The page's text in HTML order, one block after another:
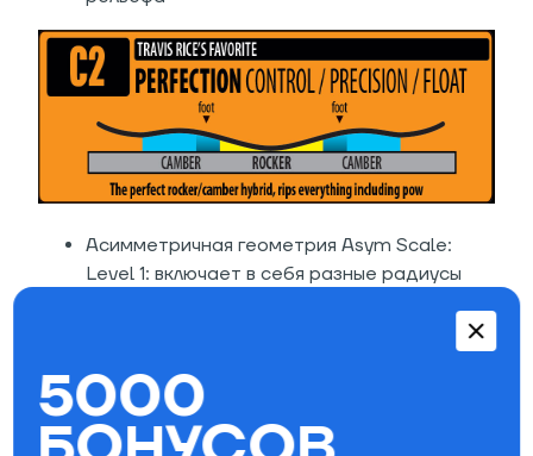
Асимметричная геометрия Asym Scale:
Level 1: включает в себя разные радиусы
заднего канта и более мягкий сердечник в
Magne-Traction – это 7 стратегически
расположенных плавных выступов на линии
обоих боковых радиусов. Больше всего они
5000